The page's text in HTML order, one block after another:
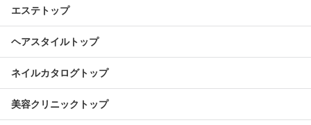
エステトップ
ヘアスタイルトップ
ネイルカタログトップ
美容クリニックトップ